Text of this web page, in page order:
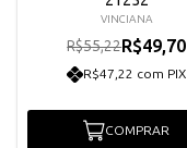
VINCIANA
R$55,22R$49,70
R$47,22 com PIX
COMPRAR